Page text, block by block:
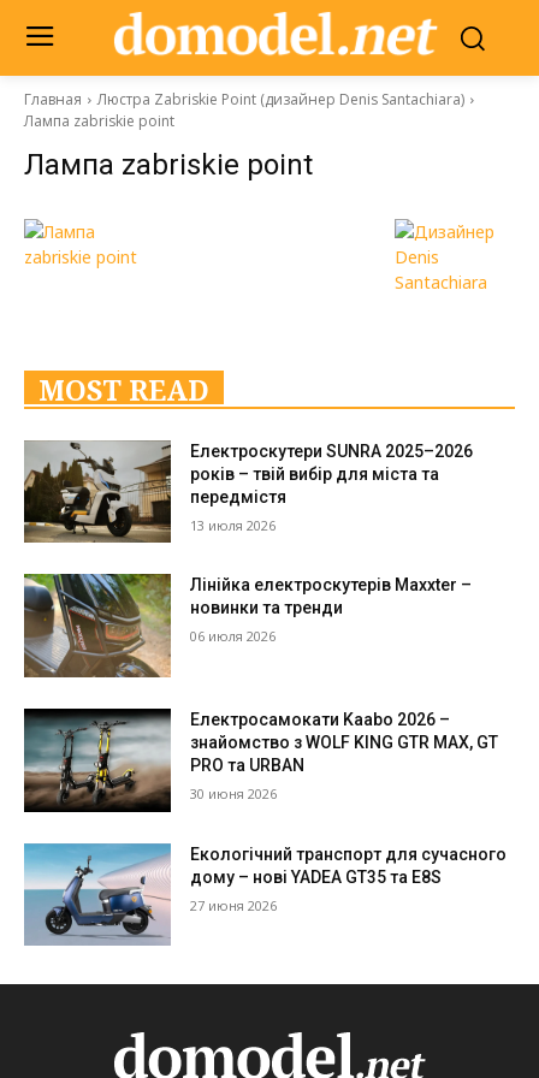
Главная
Люстра Zabriskie Point (дизайнер Denis Santachiara)
Лампа zabriskie point
Лампа zabriskie point
MOST READ
Електроскутери SUNRA 2025–2026
років – твій вибір для міста та
передмістя
13 июля 2026
Лінійка електроскутерів Maxxter –
новинки та тренди
06 июля 2026
Електросамокати Kaabo 2026 –
знайомство з WOLF KING GTR MAX, GT
PRO та URBAN
30 июня 2026
Екологічний транспорт для сучасного
дому – нові YADEA GT35 та E8S
27 июня 2026